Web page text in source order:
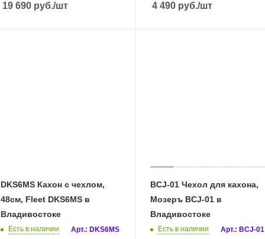
19 690 руб./шт 4 490 руб./шт
DKS6MS Кахон с чехлом,
48см, Fleet DKS6MS в
Владивостоке
Есть в наличии Арт.: DKS6MS
BCJ-01 Чехол для кахона,
Мозеръ BCJ-01 в
Владивостоке
Есть в наличии Арт.: BCJ-01